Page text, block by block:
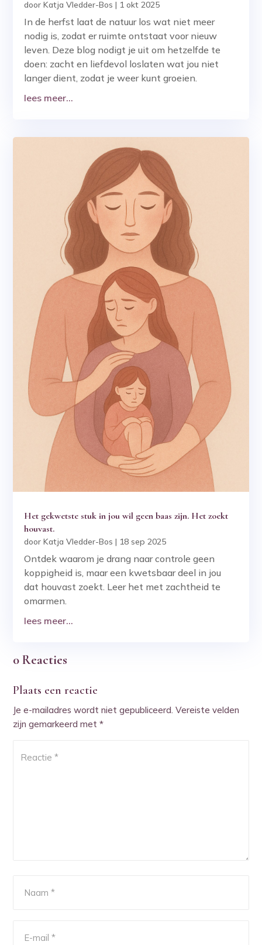
doorKatja Vledder-Bos | 1 okt 2025
In de herfst laat de natuur los wat niet meer
nodig is, zodat er ruimte ontstaat voor nieuw
leven. Deze blog nodigt je uit om hetzelfde te
doen: zacht en liefdevol loslaten wat jou niet
langer dient, zodat je weer kunt groeien.
lees meer...
Het gekwetste stuk in jou wil geen baas zijn. Het zoekt
houvast.
doorKatja Vledder-Bos | 18 sep 2025
Ontdek waarom je drang naar controle geen
koppigheid is, maar een kwetsbaar deel in jou
dat houvast zoekt. Leer het met zachtheid te
omarmen.
lees meer...
0 Reacties
Plaats een reactie
Je e-mailadres wordt niet gepubliceerd. Vereiste velden
zijn gemarkeerd met*